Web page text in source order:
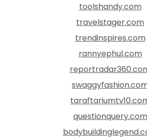
toolshandy.com
travelstager.com
trendinspires.com
rannyephul.com
questionquery.com